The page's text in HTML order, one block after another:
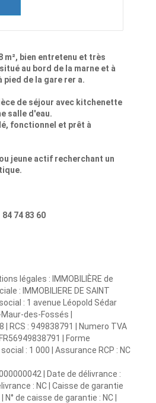
m², bien entretenu et très
au bord de la marne et à
pied de la gare rer a.
de séjour avec kitchenette
salle d'eau.
fonctionnel et prêt à
jeune actif recherchant un
74 83 60
légales : IMMOBILIÈRE de
: IMMOBILIERE DE SAINT
: 1 avenue Léopold Sédar
des-Fossés |
| RCS : 949838791 | Numero TVA
| Forme
: 1 000 | Assurance RCP : NC
| Date de délivrance :
: NC | Caisse de garantie
N° de caisse de garantie : NC |